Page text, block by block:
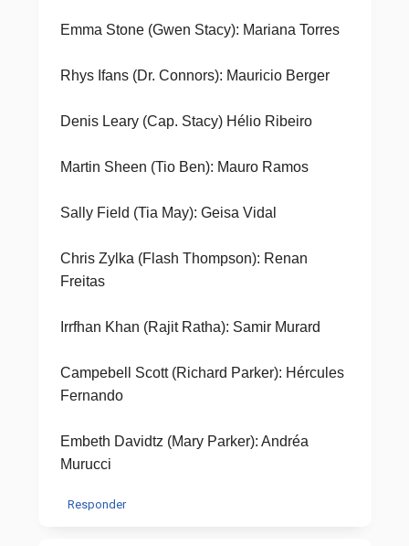
Emma Stone (Gwen Stacy): Mariana Torres
Rhys Ifans (Dr. Connors): Mauricio Berger
Denis Leary (Cap. Stacy) Hélio Ribeiro
Martin Sheen (Tio Ben): Mauro Ramos
Sally Field (Tia May): Geisa Vidal
Chris Zylka (Flash Thompson): Renan
Freitas
Irrfhan Khan (Rajit Ratha): Samir Murard
Campebell Scott (Richard Parker): Hércules
Fernando
Embeth Davidtz (Mary Parker): Andréa
Murucci
Responder